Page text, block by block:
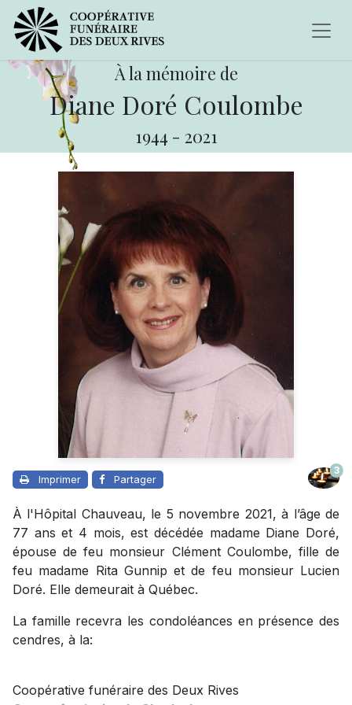
À la mémoire de
Diane Doré Coulombe
1944 - 2021
Imprimer Partager
3
À l'Hôpital Chauveau, le 5 novembre 2021, à l’âge de
77 ans et 4 mois, est décédée madame Diane Doré,
épouse de feu monsieur Clément Coulombe, fille de
feu madame Rita Gunnip et de feu monsieur Lucien
Doré. Elle demeurait à Québec.
La famille recevra les condoléances en présence des
cendres, à la:
Coopérative funéraire des Deux Rives